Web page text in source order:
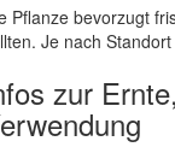
Pflanze bevorzugt
Je nach
zur